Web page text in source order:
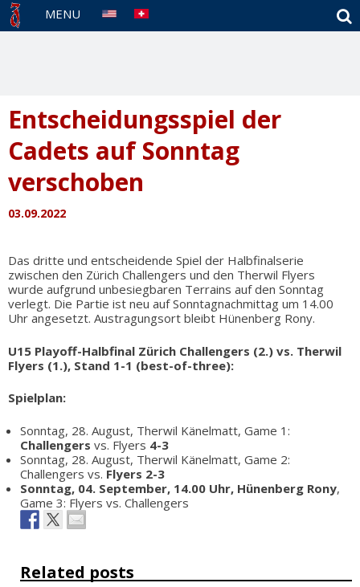
MENU
Entscheidungsspiel der
Cadets auf Sonntag
verschoben
03.09.2022
Das dritte und entscheidende Spiel der Halbfinalserie
zwischen den Zürich Challengers und den Therwil Flyers
wurde aufgrund unbesiegbaren Terrains auf den Sonntag
verlegt. Die Partie ist neu auf Sonntagnachmittag um 14.00
Uhr angesetzt. Austragungsort bleibt Hünenberg Rony.
U15 Playoff-Halbfinal Zürich Challengers (2.) vs. Therwil
Flyers (1.), Stand 1-1 (best-of-three):
Spielplan:
Sonntag, 28. August, Therwil Känelmatt, Game 1:
Challengers vs. Flyers 4-3
Sonntag, 28. August, Therwil Känelmatt, Game 2:
Challengers vs. Flyers 2-3
Sonntag, 04. September, 14.00 Uhr, Hünenberg Rony,
Game 3: Flyers vs. Challengers
Related posts